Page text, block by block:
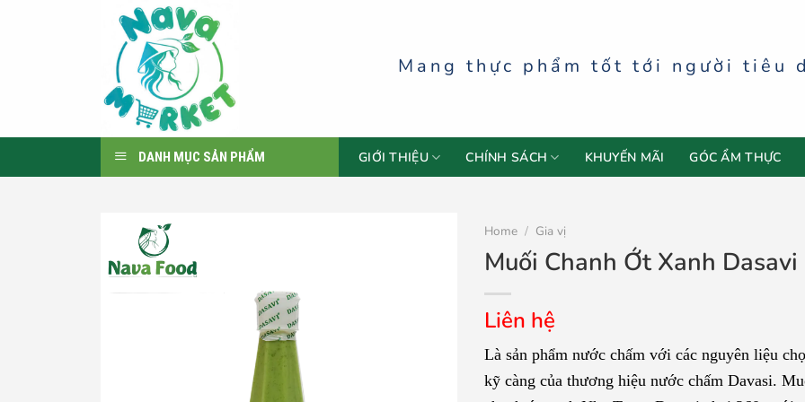
Mang thực phẩm tốt tới người tiêu
DANH MỤC SẢN PHẨM GIỚI THIỆU CHÍNH SÁCH KHUYẾN MÃI GÓC ẨM THỰC
Home / Gia vị
Muối Chanh Ớt Xanh Dasavi
Liên hệ
Là sản phẩm nước chấm với các nguyên liệu
kỹ càng của thương hiệu nước chấm Davasi.